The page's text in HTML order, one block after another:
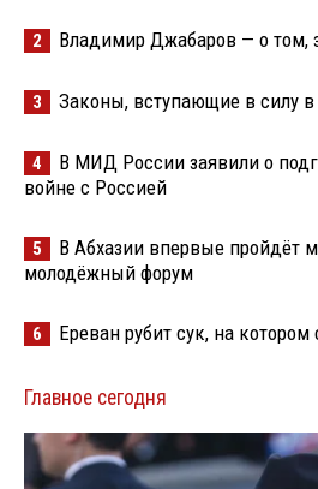
2 Владимир Джабаров — о том,
3 Законы, вступающие в силу в
4
В МИД России заявили о
войне с Россией
5
В Абхазии впервые пройдёт
молодёжный форум
6 Ереван рубит сук, на котором
Главное сегодня